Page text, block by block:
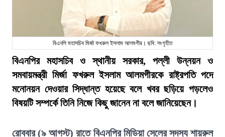
বিএনপি মহাসচিব মির্জা ফখরুল ইসলাম আলমগীর। ছবি: সংগৃহীত
বিএনপির মহাসচিব ও স্থানীয় সরকার, পল্লী উন্নয়ন ও
সমবায়মন্ত্রী মির্জা ফখরুল ইসলাম আলমগীরকে রাষ্ট্রপতি পদে
মনোনয়ন দেওয়ার সিদ্ধান্ত হয়েছে বলে খবর ছড়িয়ে পড়লেও
বিষয়টি সম্পর্কে তিনি নিজে কিছু জানেন না বলে জানিয়েছেন।
রোববার (৯ আগস্ট) রাতে বিএনপির মিডিয়া সেলের সদস্য শায়রুল